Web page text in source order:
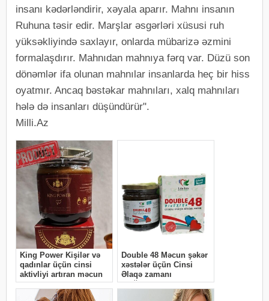
insanı kədərləndirir, xəyala aparır. Mahnı insanın
Ruhuna təsir edir. Marşlar əsgərləri xüsusi ruh
yüksəkliyində saxlayır, onlarda mübarizə əzmini
formalaşdırır. Mahnıdan mahnıya fərq var. Düzü son
dönəmlər ifa olunan mahnılar insanlarda heç bir hiss
oyatmır. Ancaq bəstəkar mahnıları, xalq mahnıları
hələ də insanları düşündürür".
Milli.Az